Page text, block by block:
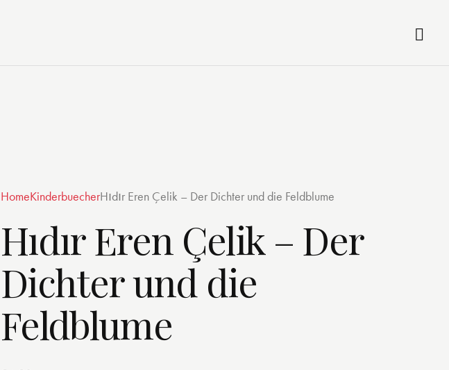
HomeKinderbuecherHıdır Eren Çelik – Der Dichter und die Feldblume
Hıdır Eren Çelik – Der
Dichter und die
Feldblume